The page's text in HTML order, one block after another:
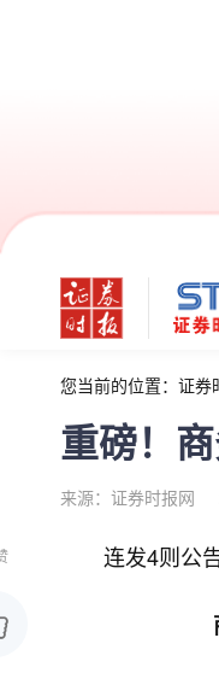
您当前的位置： 证券
重磅！
来源：证券时报网
连发4则公告